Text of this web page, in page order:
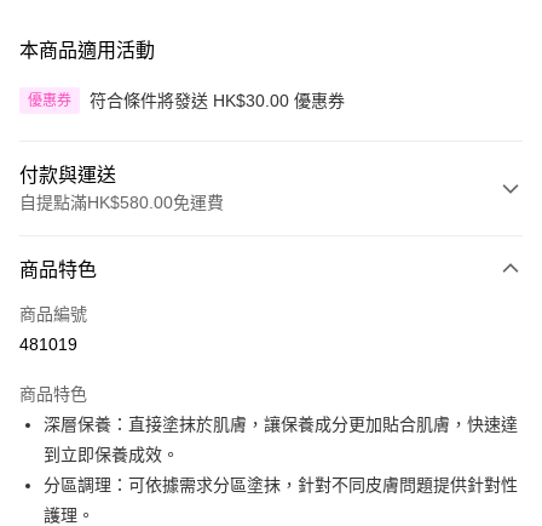
本商品適用活動
優惠券 符合條件將發送 HK$30.00 優惠券
付款與運送
自提點滿HK$580.00免運費
信用卡
Apple Pay
AlipayHK
PayMe
WeChat Pay
商品特色
商品編號
481019
商品特色
深層保養：直接塗抹於肌膚，讓保養成分更加貼合肌膚，快速達
到立即保養成效。
分區調理：可依據需求分區塗抹，針對不同皮膚問題提供針對性
護理。